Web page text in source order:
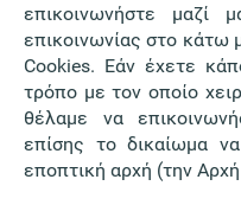
επικοινωνήστε μαζί
επικοινωνίας στο κάτω
Cookies. Εάν έχετε
τρόπο με τον οποίο
θέλαμε να
επίσης το δικαίωμα
εποπτική αρχή (την